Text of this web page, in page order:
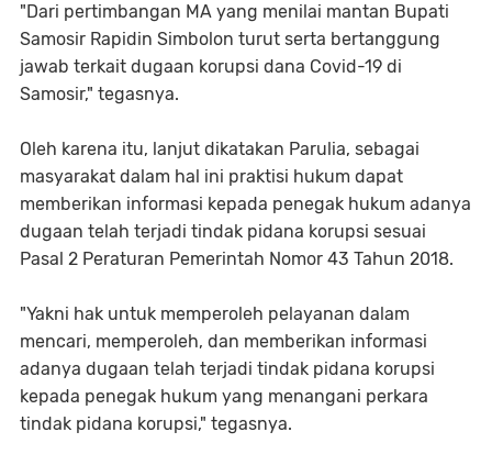
"Dari pertimbangan MA yang menilai mantan Bupati
Samosir Rapidin Simbolon turut serta bertanggung
jawab terkait dugaan korupsi dana Covid-19 di
Samosir," tegasnya.
Oleh karena itu, lanjut dikatakan Parulia, sebagai
masyarakat dalam hal ini praktisi hukum dapat
memberikan informasi kepada penegak hukum adanya
dugaan telah terjadi tindak pidana korupsi sesuai
Pasal 2 Peraturan Pemerintah Nomor 43 Tahun 2018.
"Yakni hak untuk memperoleh pelayanan dalam
mencari, memperoleh, dan memberikan informasi
adanya dugaan telah terjadi tindak pidana korupsi
kepada penegak hukum yang menangani perkara
tindak pidana korupsi," tegasnya.